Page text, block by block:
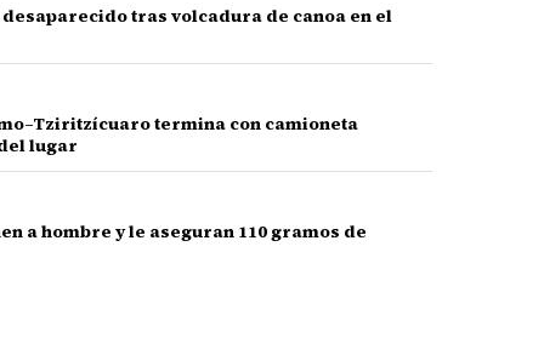
tras volcadura de canoa en el
termina con camioneta
lugar
a hombre y le aseguran 110 gramos de